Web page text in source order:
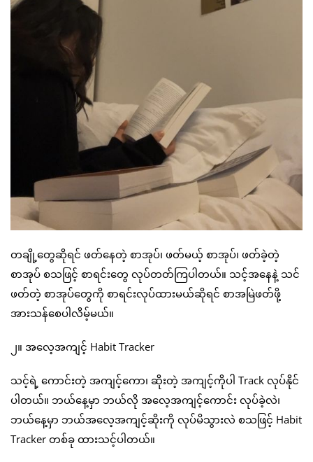
တချို့တွေဆိုရင် ဖတ်နေတဲ့ စာအုပ်၊ ဖတ်မယ့် စာအုပ်၊ ဖတ်ခဲ့တဲ့
စာအုပ် စသဖြင့် စာရင်းတွေ လုပ်တတ်ကြပါတယ်။ သင့်အနေနဲ့ သင်
ဖတ်တဲ့ စာအုပ်တွေကို စာရင်းလုပ်ထားမယ်ဆိုရင် စာအမြဲဖတ်ဖို့
အားသန်စေပါလိမ့်မယ်။
၂။ အလေ့အကျင့် Habit Tracker
သင့်ရဲ့ ကောင်းတဲ့ အကျင့်ကော၊ ဆိုးတဲ့ အကျင့်ကိုပါ Track လုပ်နိုင်
ပါတယ်။ ဘယ်နေ့မှာ ဘယ်လို အလေ့အကျင့်ကောင်း လုပ်ခဲ့လဲ၊
ဘယ်နေ့မှာ ဘယ်အလေ့အကျင့်ဆိုးကို လုပ်မိသွားလဲ စသဖြင့် Habit
Tracker တစ်ခု ထားသင့်ပါတယ်။